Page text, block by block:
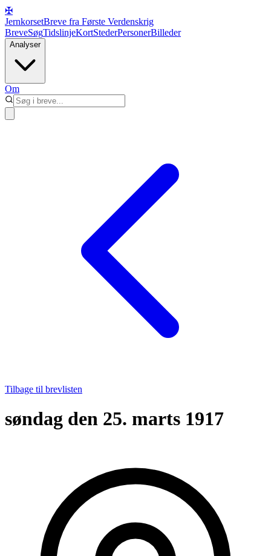
✠
JernkorsetBreve fra Første Verdenskrig
BreveSøgTidslinjeKortStederPersonerBilleder
Analyser
Om
Tilbage til brevlisten
søndag den 25. marts 1917